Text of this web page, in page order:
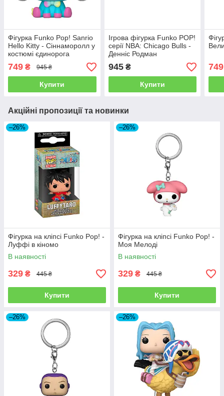
Фігурка Funko Pop! Sanrio
Hello Kitty - Сіннаморолл у
костюмі єдинорога
749 ₴ 945 ₴
Купити
Ігрова фігурка Funko POP!
серії NBA: Chicago Bulls -
Денніс Родман
945₴
Купити
749
Акційні пропозиції та новинки
–26%
Фігурка на кліпсі Funko Pop! -
Луффі в кіномо
В наявності
329 ₴ 445 ₴
Купити
–26%
Фігурка на кліпсі Funko Pop! -
Моя Мелоді
В наявності
329 ₴ 445 ₴
Купити
–26% –26%